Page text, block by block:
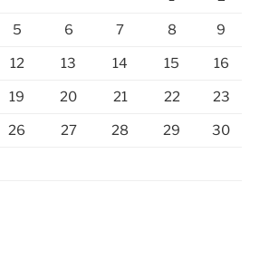
5 6 7 8 9
12 13 14 15 16
19 20 21 22 23
26 27 28 29 30